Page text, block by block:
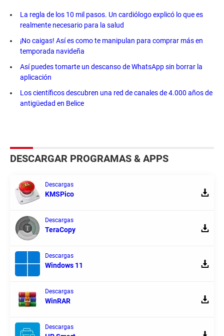
La regla de los 10 mil pasos. Un cardiólogo explicó lo que es
realmente necesario para la salud
¡No caigas! Así es como te manipulan para comprar más en
temporada navideña
Así puedes tomarte un descanso de WhatsApp sin borrar la
aplicación
Los científicos descubren una red de canales de 4.000 años de
antigüedad en Belice
DESCARGAR PROGRAMAS & APPS
Descargas
KMSPico
Descargas
TeraCopy
Descargas
Windows 11
Descargas
WinRAR
Descargas